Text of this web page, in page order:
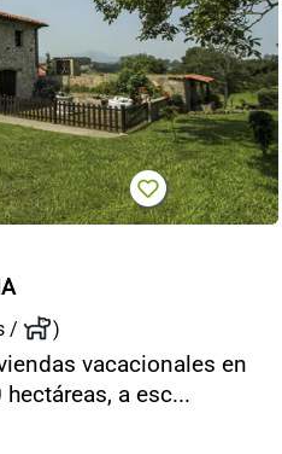
/ )
vacacionales en
a esc...